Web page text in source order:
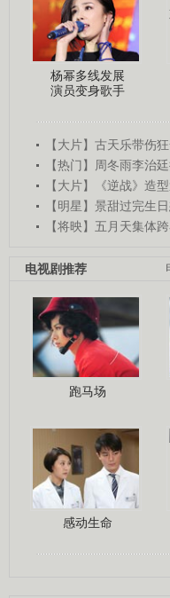
杨幂多线发展
演员变身歌手
【大片】古天乐带伤
【热门】周冬雨李治
【大片】《逆战》造
【明星】景甜过完生
【将映】五月天集体
电视剧推荐
跑马场
感动生命